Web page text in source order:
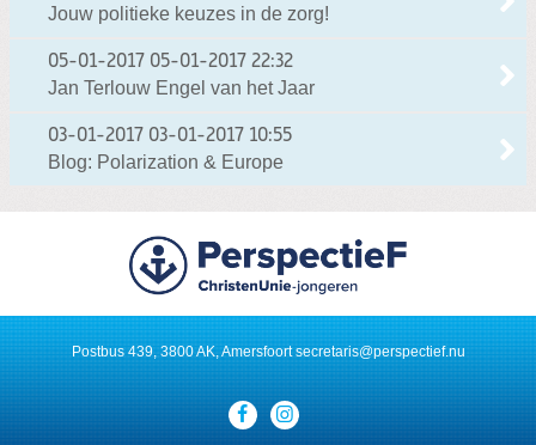
Jouw politieke keuzes in de zorg!
05-01-2017 05-01-2017 22:32
Jan Terlouw Engel van het Jaar
03-01-2017 03-01-2017 10:55
Blog: Polarization & Europe
Postbus 439, 3800 AK, Amersfoortsecretaris@perspectief.nu